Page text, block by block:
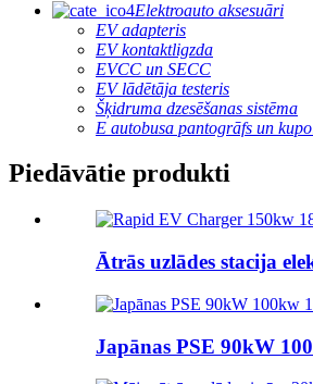
Elektroauto aksesuāri
EV adapteris
EV kontaktligzda
EVCC un SECC
EV lādētāja testeris
Šķidruma dzesēšanas sistēma
E autobusa pantogrāfs un
Piedāvātie produkti
Ātrās uzlādes stacija
Japānas PSE 90kW